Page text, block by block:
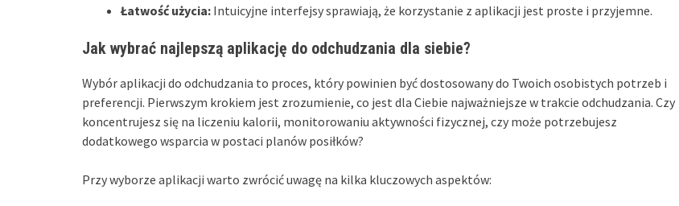
Łatwość użycia: Intuicyjne interfejsy sprawiają, że korzystanie z aplikacji jest proste i przyjemne.
Jak wybrać najlepszą aplikację do odchudzania dla siebie?
Wybór aplikacji do odchudzania to proces, który powinien być dostosowany do Twoich osobistych potrzeb i
preferencji. Pierwszym krokiem jest zrozumienie, co jest dla Ciebie najważniejsze w trakcie odchudzania. Czy
koncentrujesz się na liczeniu kalorii, monitorowaniu aktywności fizycznej, czy może potrzebujesz
dodatkowego wsparcia w postaci planów posiłków?
Przy wyborze aplikacji warto zwrócić uwagę na kilka kluczowych aspektów: